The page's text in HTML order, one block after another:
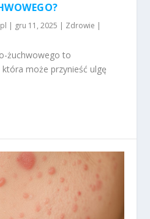
| gru 11, 2025 | Zdrowie |
żuchwowego to
może przynieść ulgę